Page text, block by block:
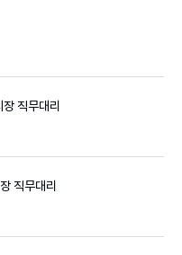
직무대리
직무대리